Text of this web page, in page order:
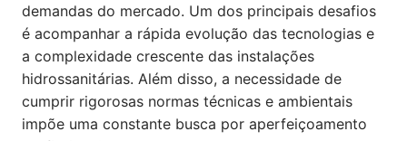
demandas do mercado. Um dos principais desafios
é acompanhar a rápida evolução das tecnologias e
a complexidade crescente das instalações
hidrossanitárias. Além disso, a necessidade de
cumprir rigorosas normas técnicas e ambientais
impõe uma constante busca por aperfeiçoamento